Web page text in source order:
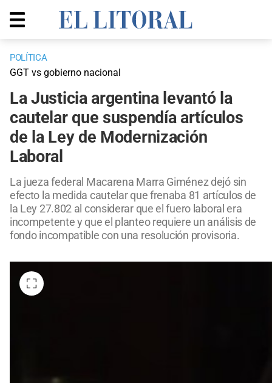
POLÍTICA
GGT vs gobierno nacional
La Justicia argentina levantó la
cautelar que suspendía artículos
de la Ley de Modernización
Laboral
La jueza federal Macarena Marra Giménez dejó sin
efecto la medida cautelar que frenaba 81 artículos de
la Ley 27.802 al considerar que el fuero laboral era
incompetente y que el planteo requiere un análisis de
fondo incompatible con una resolución provisoria.